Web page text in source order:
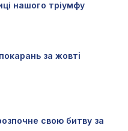
нашого тріумфу
за жовті
свою битву за